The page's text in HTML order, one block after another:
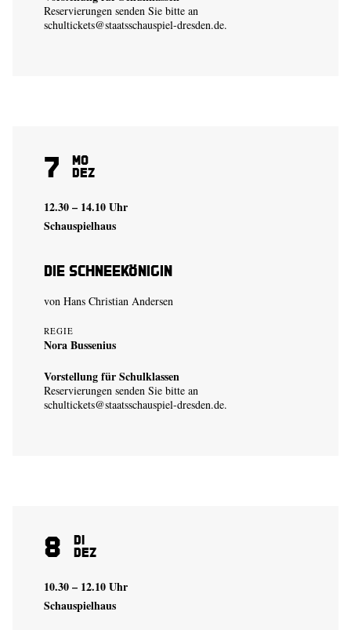
Reservierungen senden Sie bitte an
schultickets@staatsschauspiel-dresden.de.
7 Mo
Dez
12.30 – 14.10 Uhr
Schauspielhaus
Die Schneekönigin
von Hans Christian Andersen
REGIE
Nora Bussenius
Vorstellung für Schulklassen
Reservierungen senden Sie bitte an
schultickets@staatsschauspiel-dresden.de.
8 Di
Dez
10.30 – 12.10 Uhr
Schauspielhaus